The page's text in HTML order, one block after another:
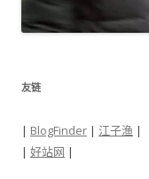
友链
| BlogFinder | 江子渔 |
| 好站网 |